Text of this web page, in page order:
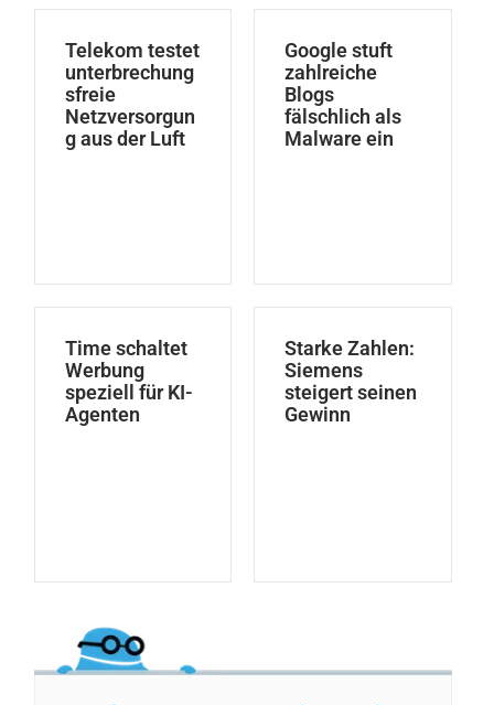
Telekom testet
unterbrechung
sfreie
Netzversorgun
g aus der Luft
Google stuft
zahlreiche
Blogs
fälschlich als
Malware ein
Time schaltet
Werbung
speziell für KI-
Agenten
Starke Zahlen:
Siemens
steigert seinen
Gewinn